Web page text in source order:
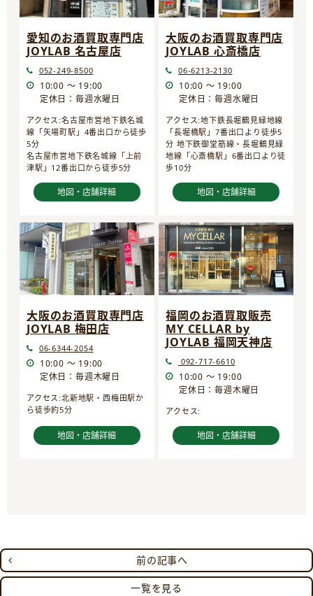
愛知のお酒買取専門店
JOYLAB 名古屋店
052-249-8500
10:00 ～ 19:00
定休日：毎週水曜日
アクセス:名古屋市営地下鉄名城
線「矢場町駅」4番出口から徒歩
5分
名古屋市営地下鉄名城線「上前
津駅」12番出口から徒歩5分
地図・店舗詳細
大阪のお酒買取専門店
JOYLAB 心斎橋店
06-6213-2130
10:00 ～ 19:00
定休日：毎週水曜日
アクセス:地下鉄長堀鶴見緑地線
「長堀橋駅」7番出口より徒歩5
分 地下鉄御堂筋線・長堀鶴見緑
地線「心斎橋駅」6番出口より徒
歩10分
地図・店舗詳細
大阪のお酒買取専門店
JOYLAB 梅田店
06-6344-2054
10:00 ～ 19:00
定休日：毎週木曜日
アクセス:北新地駅・西梅田駅か
ら徒歩約5分
地図・店舗詳細
福岡のお酒買取販売
MY CELLAR by
JOYLAB 福岡天神店
092-717-6610
10:00 ～ 19:00
定休日：毎週木曜日
アクセス:
地図・店舗詳細
前の記事へ
一覧を見る